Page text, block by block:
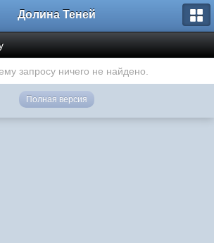
Долина Теней
запросу ничего не найдено.
Полная версия